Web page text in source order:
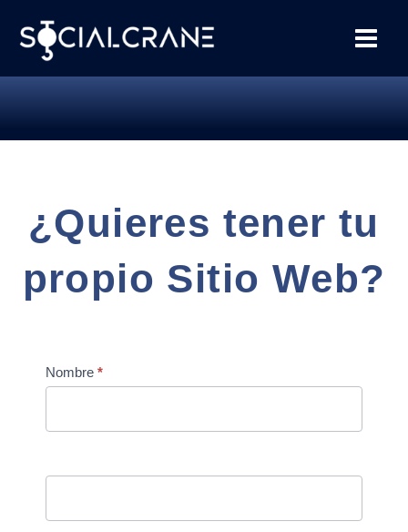
¿Quieres tener tu
propio Sitio Web?
Contact
Us
Nombre *